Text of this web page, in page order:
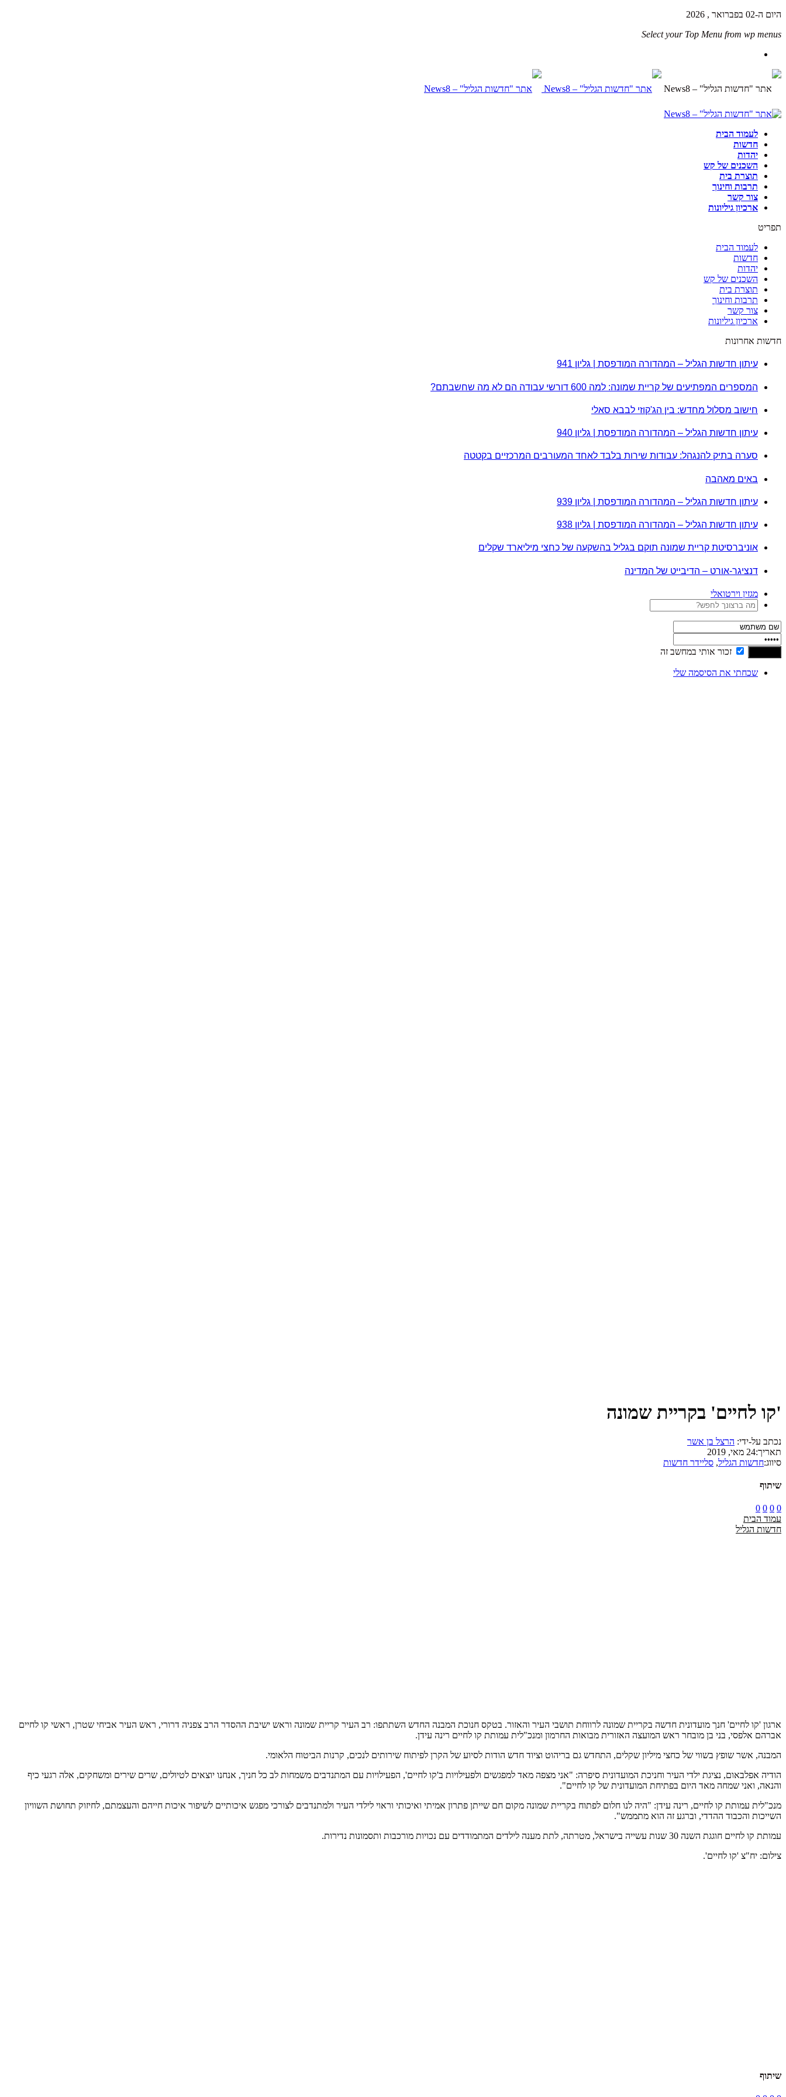
היום ה-02 בפברואר , 2026
Select your Top Menu from wp menus
לעמוד הבית
חדשות
יהדות
השכנים של קש
תוצרת בית
תרבות וחינוך
צור קשר
ארכיון גיליונות
תפריט
לעמוד הבית
חדשות
יהדות
השכנים של קש
תוצרת בית
תרבות וחינוך
צור קשר
ארכיון גיליונות
חדשות אחרונות
עיתון חדשות הגליל – המהדורה המודפסת | גליון 941
המספרים המפתיעים של קריית שמונה: למה 600 דורשי עבודה הם לא מה שחשבתם?
חישוב מסלול מחדש: בין הג'קוזי לבבא סאלי
עיתון חדשות הגליל – המהדורה המודפסת | גליון 940
סערה בתיק להנגהל: עבודות שירות בלבד לאחד המעורבים המרכזיים בקטטה
באים מאהבה
עיתון חדשות הגליל – המהדורה המודפסת | גליון 939
עיתון חדשות הגליל – המהדורה המודפסת | גליון 938
אוניברסיטת קריית שמונה תוקם בגליל בהשקעה של כחצי מיליארד שקלים
דנציגר-אורט – הדיבייט של המדינה
מגזין וירטואלי
זכור אותי במחשב זה
שכחתי את הסיסמה שלי
'קו לחיים' בקריית שמונה
נכתב על-ידי: הרצל בן אשר
תאריך:24 מאי, 2019
סיווג:חדשות הגליל, סליידר חדשות
שיתוף
0
0
0
0
עמוד הבית
חדשות הגליל
ארגון 'קו לחיים' חנך מועדונית חדשה בקריית שמונה לרווחת תושבי העיר והאזור. בטקס חנוכת המבנה החדש השתתפו: רב העיר קריית שמונה וראש ישיבת ההסדר הרב צפניה דרורי, ראש העיר אביחי שטרן, ראשי קו לחיים
אברהם אלפסי, בני בן מובחר ראש המועצה האזורית מבואות החרמון ומנכ"לית עמותת קו לחיים רינה עידן.
המבנה, אשר שופץ בשווי של כחצי מיליון שקלים, התחדש גם בריהוט וציוד חדש הודות לסיוע של הקרן לפיתוח שירותים לנכים, קרנות הביטוח הלאומי.
הודיה אפלבאום, נציגת ילדי העיר וחניכת המועדונית סיפרה: "אני מצפה מאד למפגשים ולפעילויות ב'קו לחיים', הפעילויות עם המתנדבים משמחות לב כל חניך, אנחנו יוצאים לטיולים, שרים שירים ומשחקים, אלה רגעי כיף
והנאה, ואני שמחה מאד היום בפתיחת המועדונית של קו לחיים".
מנכ"לית עמותת קו לחיים, רינה עידן: "היה לנו חלום לפתוח בקריית שמונה מקום חם שייתן פתרון אמיתי ואיכותי וראוי לילדי העיר ולמתנדבים לצורכי מפגש איכותיים לשיפור איכות חייהם והעצמתם, לחיזוק תחושת השוויון
השייכות והכבוד ההדדי, וברגע זה הוא מתממש".
עמותת קו לחיים חוגגת השנה 30 שנות עשייה בישראל, מטרתה, לתת מענה לילדים המתמודדים עם נכויות מורכבות ותסמונות נדירות.
צילום: יח"צ 'קו לחיים'.
שיתוף